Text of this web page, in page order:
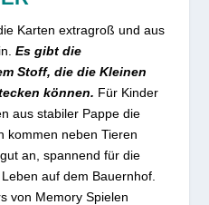
Karten extragroß und aus
Es gibt die
Stoff, die die Kleinen
können. Für Kinder
aus stabiler Pappe die
kommen neben Tieren
an, spannend für die
auf dem Bauernhof.
von Memory Spielen